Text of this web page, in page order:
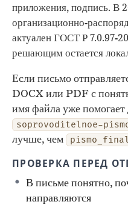
приложения, подпись. В
организационно-
актуален ГОСТ Р 7.0.97-
решающим остается
Если письмо
DOCX или PDF с
имя файла уже
soprovoditelnoe-
лучше, чем
ПРОВЕРКА ПЕРЕД
В письме понятно,
направляются